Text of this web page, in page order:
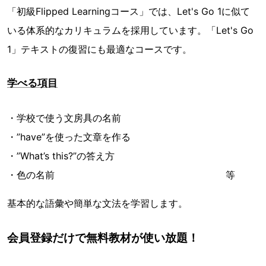
「初級Flipped Learningコース」では、Let's Go 1に似て
いる体系的なカリキュラムを採用しています。「Let's Go
1」テキストの復習にも最適なコースです。
学べる項目
・学校で使う文房具の名前
・”have”を使った文章を作る
・”What’s this?”の答え方
・色の名前 等
基本的な語彙や簡単な文法を学習します。
会員登録だけで無料教材が使い放題！